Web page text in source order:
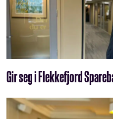
Gir seg i Flekkefjord